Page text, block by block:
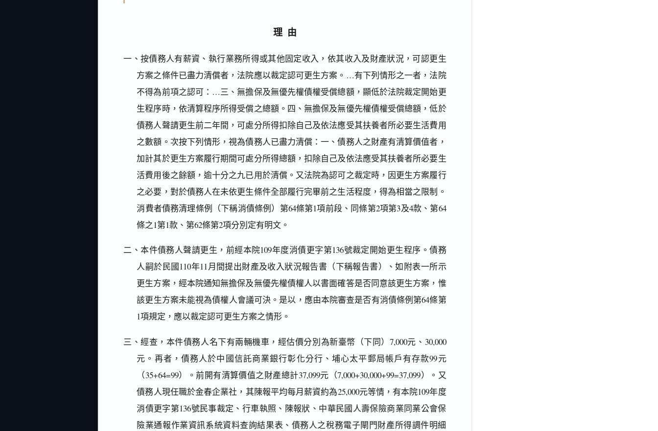
理由
一、按債務人有薪資、執行業務所得或其他固定收入，依其收入及財產狀況，可認更生
方案之條件已盡力清償者，法院應以裁定認可更生方案。…有下列情形之一者，法院
不得為前項之認可：…三、無擔保及無優先權債權受償總額，顯低於法院裁定開始更
生程序時，依清算程序所得受償之總額。四、無擔保及無優先權債權受償總額，低於
債務人聲請更生前二年間，可處分所得扣除自己及依法應受其扶養者所必要生活費用
之數額。次按下列情形，視為債務人已盡力清償：一、債務人之財產有清算價值者，
加計其於更生方案履行期間可處分所得總額，扣除自己及依法應受其扶養者所必要生
活費用後之餘額，逾十分之九已用於清償。又法院為認可之裁定時，因更生方案履行
之必要，對於債務人在未依更生條件全部履行完畢前之生活程度，得為相當之限制。
消費者債務清理條例（下稱消債條例）第64條第1項前段、同條第2項第3及4款、第64
條之1第1款、第62條第2項分別定有明文。
二、本件債務人聲請更生，前經本院109年度消債更字第136號裁定開始更生程序。債務
人嗣於民國110年11月間提出財產及收入狀況報告書（下稱報告書）、如附表一所示
更生方案，經本院通知無擔保及無優先權債權人以書面確答是否同意該更生方案，惟
該更生方案未能視為債權人會議可決。是以，應由本院審查是否有消債條例第64條第
1項規定，應以裁定認可更生方案之情形。
三、經查，本件債務人名下有兩輛機車，經估價分別為新臺幣（下同）7,000元、30,000
元。再者，債務人於中國信託商業銀行彰化分行、埔心太平郵局帳戶有存款99元
（35+64=99）。前開有清算價值之財產總計37,099元（7,000+30,000+99=37,099）。又
債務人現任職於金春企業社，其陳報平均每月薪資約為25,000元等情，有本院109年度
消債更字第136號民事裁定、行車執照、陳報狀、中華民國人壽保險商業同業公會保
險業通報作業資訊系統資料查詢結果表、債務人之稅務電子閘門財產所得調件明細